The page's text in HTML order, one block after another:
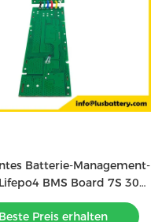
Batterie-Management-
BMS Board 7S 30A
Batterie-Satz
Beste Preis erhalten